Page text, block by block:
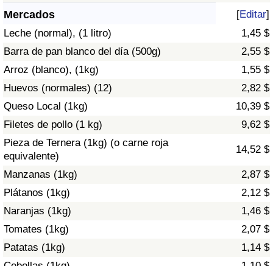
Mercados [Editar]
Leche (normal), (1 litro)
1,45 $
Barra de pan blanco del día (500g)
2,55 $
Arroz (blanco), (1kg)
1,55 $
Huevos (normales) (12)
2,82 $
Queso Local (1kg)
10,39 $
Filetes de pollo (1 kg)
9,62 $
Pieza de Ternera (1kg) (o carne roja
equivalente)
14,52 $
Manzanas (1kg)
2,87 $
Plátanos (1kg)
2,12 $
Naranjas (1kg)
1,46 $
Tomates (1kg)
2,07 $
Patatas (1kg)
1,14 $
Índice de criminalidad por país
Sanidad
Índice de Sanidad (Actual)
Índice de Sanidad
Índice de Sanidad por País
Contaminación
Índice de Contaminación (Actual)
Índice de contaminación
Índice de Contaminación por País